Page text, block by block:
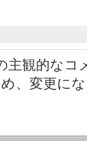
観的なコ
、変更に